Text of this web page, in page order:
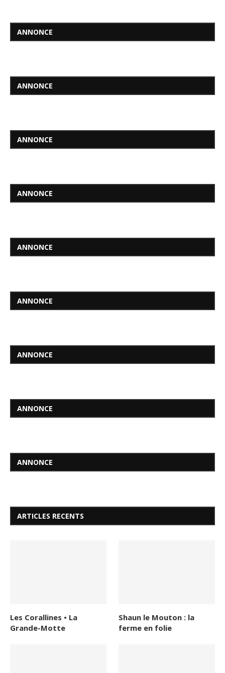
ANNONCE
ANNONCE
ANNONCE
ANNONCE
ANNONCE
ANNONCE
ANNONCE
ANNONCE
ANNONCE
ARTICLES RECENTS
Les Corallines • La
Grande-Motte
Shaun le Mouton : la
ferme en folie